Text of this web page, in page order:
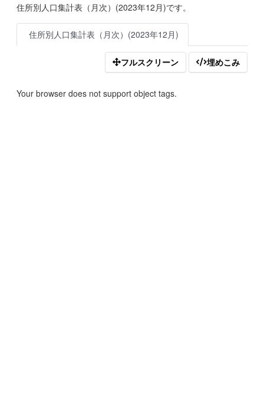
住所別人口集計表（月次）(2023年12月)です。
住所別人口集計表（月次）(2023年12月)
フルスクリーン 埋めこみ
Your browser does not support object tags.